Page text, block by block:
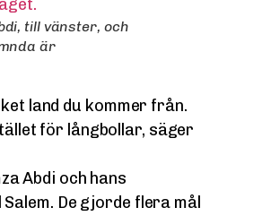
till vänster, och
är
land du kommer från.
för långbollar, säger
Abdi och hans
De gjorde flera mål